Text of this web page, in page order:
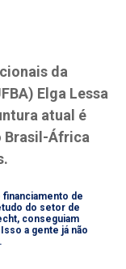
da
Elga Lessa
atual é
Brasil-África
de
do setor de
conseguiam
a gente já não